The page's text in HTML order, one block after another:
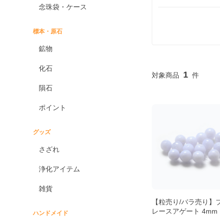
念珠袋・ケース
標本・原石
鉱物
化石
隕石
ポイント
グッズ
さざれ
浄化アイテム
雑貨
ハンドメイド
1
【粒売り/バラ売り】
レースアゲート 4mm